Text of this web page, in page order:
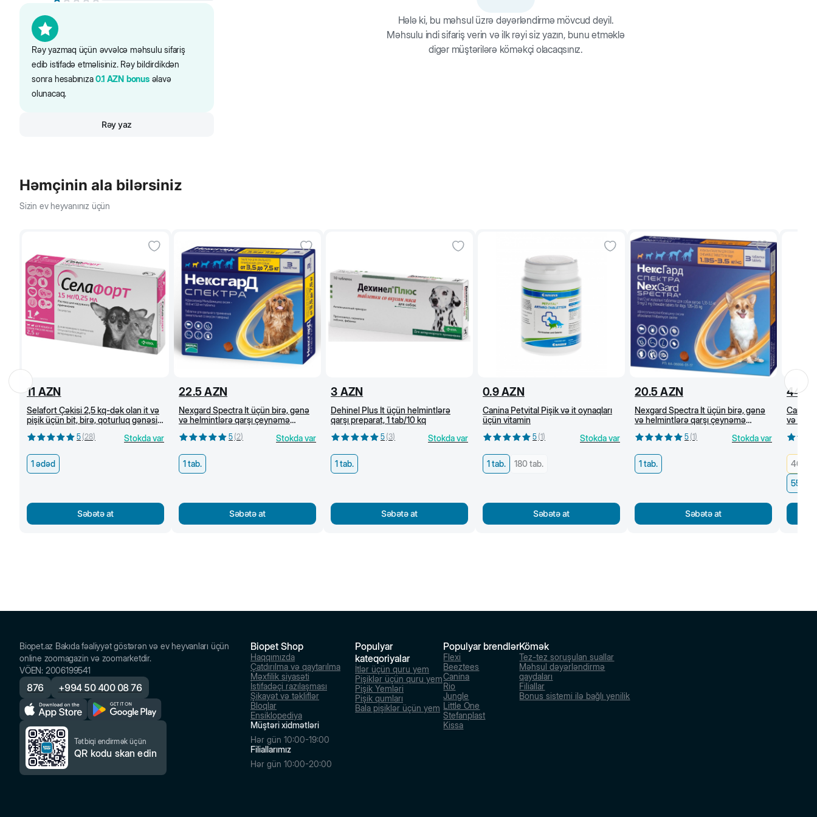
7-8
Rəy yazmaq üçün əvvəlcə məhsulu sifariş
edib istifadə etməlisiniz. Rəy bildirdikdən
sonra hesabınıza0.1 AZN bonusəlavə
olunacaq.
Rəy yaz
Hələ ki, bu məhsul üzrə dəyərləndirmə mövcud deyil.
Məhsulu indi sifariş verin və ilk rəyi siz yazın, bunu etməklə
digər müştərilərə köməkçi olacaqsınız.
Həmçinin ala bilərsiniz
Sizin ev heyvanınız üçün
11 AZN
Selafort Çəkisi 2,5 kq-dək olan it və
pişik üçün bit, birə, qoturluq gənəsi
5 (28) Stokda var
1 ədəd
Səbətə at
22.5 AZN
Nexgard Spectra İt üçün birə, gənə
və helmintlərə qarşı çeynəmə
5 (2) Stokda var
1 tab.
Səbətə at
3 AZN
Dehinel Plus İt üçün helmintlərə
qarşı preparat, 1 tab/10 kq
5 (3) Stokda var
1 tab.
Səbətə at
0.9 AZN
Canina Petvital Pişik və it oynaqları
üçün vitamin
5 (1) Stokda var
1 tab. 180 tab.
Səbətə at
20.5 AZN
Nexgard Spectra İt üçün birə, gənə
və helmintlərə qarşı çeynəmə
5 (1) Stokda var
1 tab.
Səbətə at
44
Canina
və tük
40 q/
55 q/
Biopet.az Bakıda fəaliyyət göstərən və ev heyvanları üçün
online zoomagazin və zoomarketdir.
VÖEN: 2006199541
876 +994 50 400 08 76
Tətbiqi endirmək üçün
QR kodu skan edin
Biopet Shop
Haqqımızda
Çatdırılma və qaytarılma
Məxfilik siyasəti
İstifadəçi razılaşması
Şikayət və təkliflər
Bloqlar
Ensiklopediya
Müştəri xidmətləri
Hər gün 10:00-19:00
Filiallarımız
Hər gün 10:00-20:00
Populyar
kateqoriyalar
İtlər üçün quru yem
Pişiklər üçün quru yem
Pişik Yemləri
Pişik qumları
Bala pişiklər üçün yem
Populyar brendlər
Flexi
Beeztees
Canina
Rio
Jungle
Little One
Stefanplast
Kissa
Kömək
Tez-tez soruşulan suallar
Məhsul dəyərləndirmə
qaydaları
Filiallar
Bonus sistemi ilə bağlı yenilik